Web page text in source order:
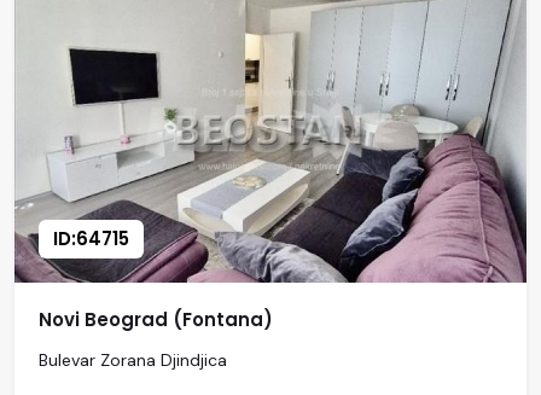
ID:64715
Novi Beograd (Fontana)
Bulevar Zorana Djindjica